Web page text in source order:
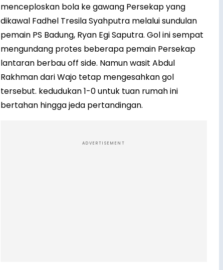
menceploskan bola ke gawang Persekap yang
dikawal Fadhel Tresila Syahputra melalui sundulan
pemain PS Badung, Ryan Egi Saputra. Gol ini sempat
mengundang protes beberapa pemain Persekap
lantaran berbau off side. Namun wasit Abdul
Rakhman dari Wajo tetap mengesahkan gol
tersebut. kedudukan 1-0 untuk tuan rumah ini
bertahan hingga jeda pertandingan.
ADVERTISEMENT